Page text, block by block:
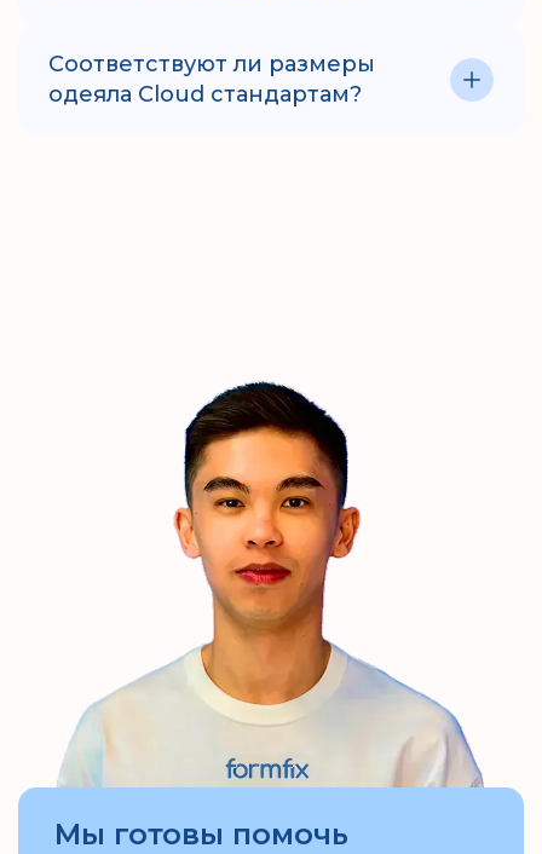
Соответствуют ли размеры
одеяла Cloud стандартам?
Мы готовы помочь